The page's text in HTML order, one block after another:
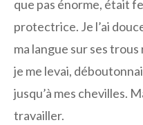
que pas énorme, était
protectrice. Je l’ai
ma langue sur ses trous
je me levai,
jusqu’à mes chevilles.
travailler.